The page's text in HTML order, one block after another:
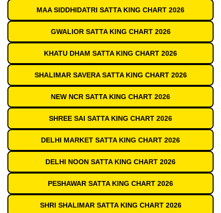
MAA SIDDHIDATRI SATTA KING CHART 2026
GWALIOR SATTA KING CHART 2026
KHATU DHAM SATTA KING CHART 2026
SHALIMAR SAVERA SATTA KING CHART 2026
NEW NCR SATTA KING CHART 2026
SHREE SAI SATTA KING CHART 2026
DELHI MARKET SATTA KING CHART 2026
DELHI NOON SATTA KING CHART 2026
PESHAWAR SATTA KING CHART 2026
SHRI SHALIMAR SATTA KING CHART 2026